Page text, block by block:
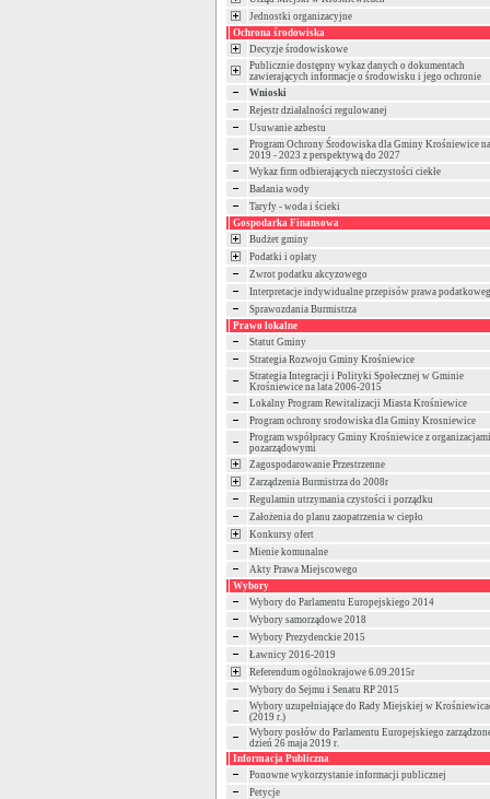
Jednostki organizacyjne
Ochrona środowiska
Decyzje środowiskowe
Publicznie dostępny wykaz danych o dokumentach
zawierających informacje o środowisku i jego ochronie
Wnioski
Rejestr działalności regulowanej
Usuwanie azbestu
Program Ochrony Środowiska dla Gminy Krośniewice
2019 - 2023 z perspektywą do 2027
Wykaz firm odbierających nieczystości ciekłe
Badania wody
Taryfy - woda i ścieki
Gospodarka Finansowa
Budżet gminy
Podatki i opłaty
Zwrot podatku akcyzowego
Interpretacje indywidualne przepisów prawa
Sprawozdania Burmistrza
Prawo lokalne
Statut Gminy
Strategia Rozwoju Gminy Krośniewice
Strategia Integracji i Polityki Społecznej w Gminie
Krośniewice na lata 2006-2015
Lokalny Program Rewitalizacji Miasta Krośniewice
Program ochrony srodowiska dla Gminy Krosniewice
Program współpracy Gminy Krośniewice z organizacjami
pozarządowymi
Zagospodarowanie Przestrzenne
Zarządzenia Burmistrza do 2008r
Regulamin utrzymania czystości i porządku
Założenia do planu zaopatrzenia w ciepło
Konkursy ofert
Mienie komunalne
Akty Prawa Miejscowego
Wybory
Wybory do Parlamentu Europejskiego 2014
Wybory samorządowe 2018
Wybory Prezydenckie 2015
Ławnicy 2016-2019
Referendum ogólnokrajowe 6.09.2015r
Wybory do Sejmu i Senatu RP 2015
Wybory uzupełniające do Rady Miejskiej w
(2019 r.)
Wybory posłów do Parlamentu Europejskiego
dzień 26 maja 2019 r.
Informacja Publiczna
Ponowne wykorzystanie informacji publicznej
Petycje